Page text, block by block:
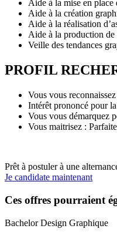
Aide à la mise en place
Aide à la création
Aide à la réalisation
Aide à la production
Veille des tendances
PROFIL
Vous vous
Intérêt prononcé pour
Vous vous démarquez
Vous maitrisez :
Prêt à postuler à une
Je candidate maintenant
Ces offres pourraient
Bachelor Design Graphique